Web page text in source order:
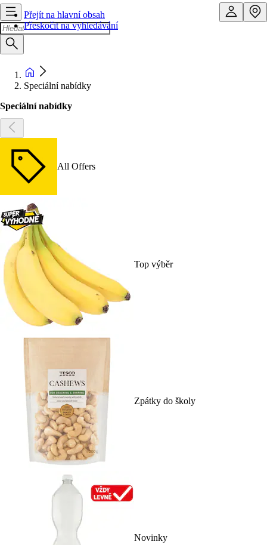
Přejít na hlavní obsah
Přeskočit na vyhledávání
Speciální nabídky
Speciální nabídky
All Offers
Top výběr
Zpátky do školy
Novinky